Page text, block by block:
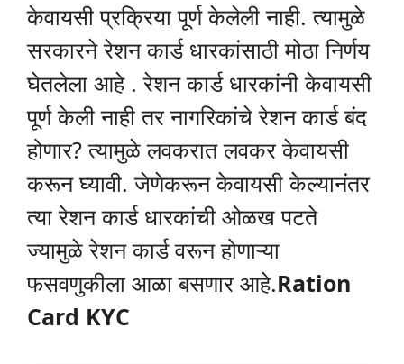
केवायसी प्रक्रिया पूर्ण केलेली नाही. त्यामुळे
सरकारने रेशन कार्ड धारकांसाठी मोठा निर्णय
घेतलेला आहे . रेशन कार्ड धारकांनी केवायसी
पूर्ण केली नाही तर नागरिकांचे रेशन कार्ड बंद
होणार? त्यामुळे लवकरात लवकर केवायसी
करून घ्यावी. जेणेकरून केवायसी केल्यानंतर
त्या रेशन कार्ड धारकांची ओळख पटते
ज्यामुळे रेशन कार्ड वरून होणाऱ्या
फसवणुकीला आळा बसणार आहे.Ration
Card KYC